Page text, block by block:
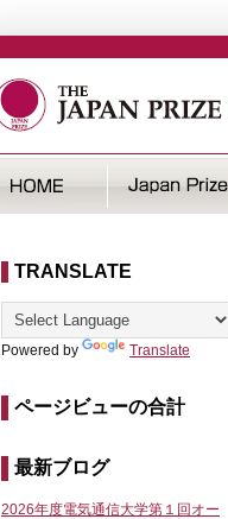
TRANSLATE
Powered by Translate
ページビューの合計
最新ブログ
2026年度電気通信大学第１回オー